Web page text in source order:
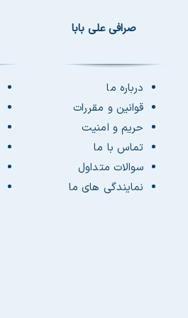
صرافی علی بابا
درباره ما
قوانین و مقررات
حریم و امنیت
تماس با ما
سوالات متداول
نمایندگی های ما